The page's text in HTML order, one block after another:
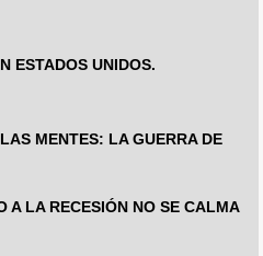
ESTADOS UNIDOS.
MENTES: LA GUERRA DE
A LA RECESIÓN NO SE CALMA